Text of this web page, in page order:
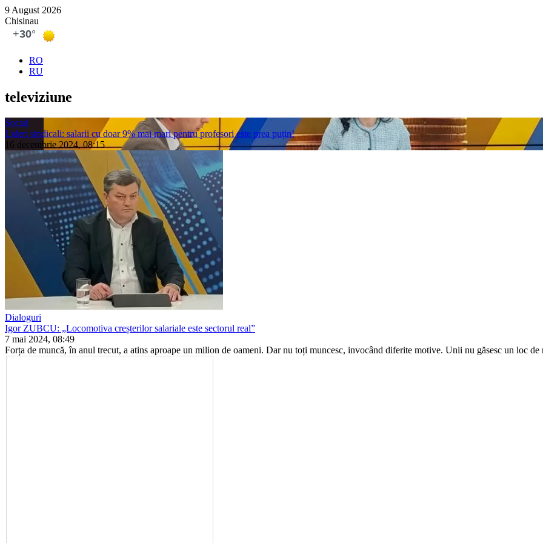
9 August 2026
Chisinau
RO
RU
televiziu­ne
Social
Lideri sindicali: salarii cu doar 9% mai mari pentru profesori este prea puțin!
16 decembrie 2024, 08:15
Dialoguri
Igor ZUBCU: „Locomotiva creșterilor salariale este sectorul real”
7 mai 2024, 08:49
Forța de muncă, în anul trecut, a atins aproape un milion de oameni. Dar nu toți muncesc, invocând diferite mo­tive. Unii nu găsesc un loc de